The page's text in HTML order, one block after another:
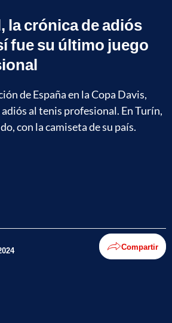
la crónica de adiós
fue su último juego
de España en la Copa Davis,
al tenis profesional. En Turín,
con la camiseta de su país.
Compartir